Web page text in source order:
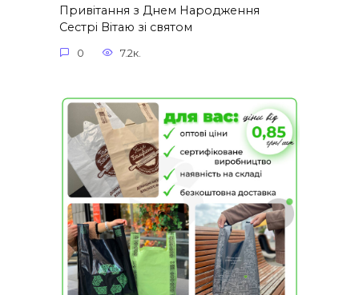
Привітання з Днем Народження
Сестрі Вітаю зі святом
0 7.2к.